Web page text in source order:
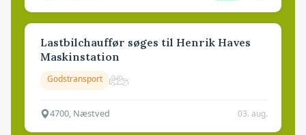
Lastbilchauffør søges til Henrik Haves
Maskinstation
Godstransport
4700, Næstved 03. aug.